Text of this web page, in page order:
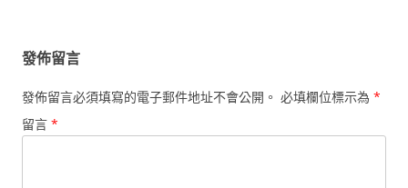
發佈留言
發佈留言必須填寫的電子郵件地址不會公開。 必填欄位標示為 *
留言 *